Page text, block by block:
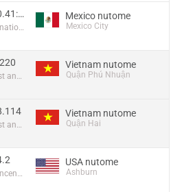
46.250.170.41:53134
Huawei International Pte. Ltd.
Mexico nutome
Mexico City
VietNam Post and Telecom Corporation
Vietnam nutome
Quận Phú Nhuận
VietNam Post and Telecom Corporation
Vietnam nutome
Quận Hai
Shenzhen Tencent Computer Systems Company Limited
USA nutome
Ashburn